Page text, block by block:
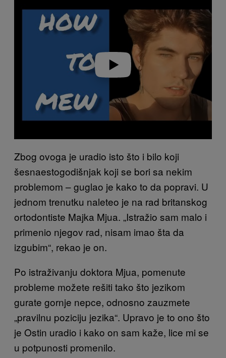
Play video
Zbog ovoga je uradio isto što i bilo koji
šesnaestogodišnjak koji se bori sa nekim
problemom – guglao je kako to da popravi. U
jednom trenutku naleteo je na rad britanskog
ortodontiste Majka Mjua. „Istražio sam malo i
primenio njegov rad, nisam imao šta da
izgubim“, rekao je on.
Po istraživanju doktora Mjua, pomenute
probleme možete rešiti tako što jezikom
gurate gornje nepce, odnosno zauzmete
„pravilnu poziciju jezika“. Upravo je to ono što
je Ostin uradio i kako on sam kaže, lice mi se
u potpunosti promenilo.